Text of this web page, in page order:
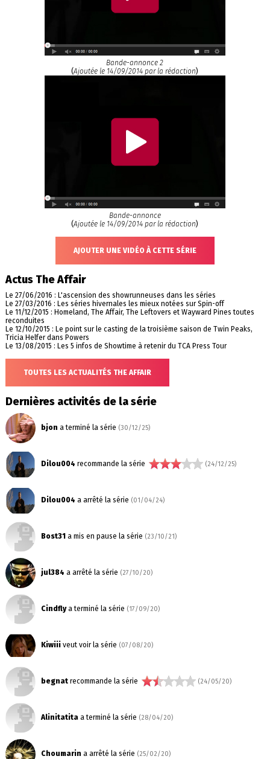
Bande-annonce 2
(Ajoutée le 14/09/2014 par la rédaction)
Bande-annonce
(Ajoutée le 14/09/2014 par la rédaction)
AJOUTER UNE VIDÉO À CETTE SÉRIE
Actus The Affair
Le 27/06/2016 : L'ascension des showrunneuses dans les séries
Le 27/03/2016 : Les séries hivernales les mieux notées sur Spin-off
Le 11/12/2015 : Homeland, The Affair, The Leftovers et Wayward Pines toutes
reconduites
Le 12/10/2015 : Le point sur le casting de la troisième saison de Twin Peaks,
Tricia Helfer dans Powers
Le 13/08/2015 : Les 5 infos de Showtime à retenir du TCA Press Tour
TOUTES LES ACTUALITÉS THE AFFAIR
Dernières activités de la série
bjon a terminé la série (30/12/25)
Dilou004 recommande la série (24/12/25)
Dilou004 a arrêté la série (01/04/24)
Bost31 a mis en pause la série (23/10/21)
jul384 a arrêté la série (27/10/20)
Cindflya terminé la série (17/09/20)
Kiwiiiveut voir la série (07/08/20)
begnatrecommande la série (24/05/20)
Alinitatitaa terminé la série (28/04/20)
Choumarin a arrêté la série (25/02/20)